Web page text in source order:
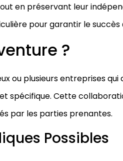
en préservant leur
pour garantir le succès
?
ou plusieurs entreprises
spécifique. Cette
par les parties prenantes.
Possibles